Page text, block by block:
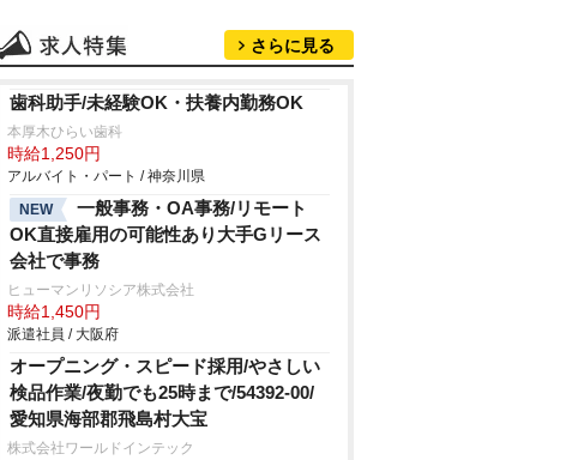
さらに見る
歯科助手/未経験OK・扶養内勤務OK
本厚木ひらい歯科
時給1,250円
アルバイト・パート / 神奈川県
NEW
一般事務・OA事務/リモート
OK直接雇用の可能性あり大手Gリース
会社で事務
ヒューマンリソシア株式会社
時給1,450円
派遣社員 / 大阪府
オープニング・スピード採用/やさしい
検品作業/夜勤でも25時まで/54392-00/
愛知県海部郡飛島村大宝
株式会社ワールドインテック